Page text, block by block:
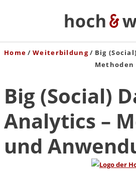
Home Weiterbildung
Big
Methoden
Big (Social)
Analytics –
und